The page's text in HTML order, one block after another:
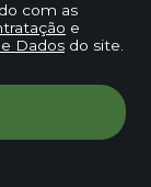
com as
e
Dadosdo site.